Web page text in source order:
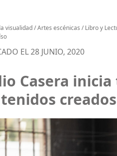
visualidad/Artes escénicas /Libro y
EL 28 JUNIO, 2020
Casera